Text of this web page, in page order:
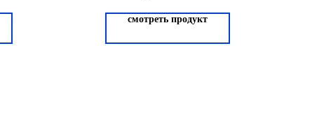
Полированный хром
309.01
смотреть продукт